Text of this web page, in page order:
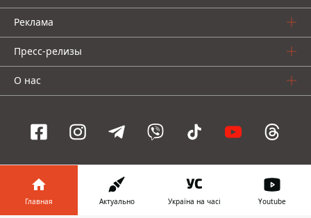
Реклама
Пресс-релизы
О нас
Информатор проекты
Информатор
Информатор
Информатор
Главная Актуально Україна на часі Youtube